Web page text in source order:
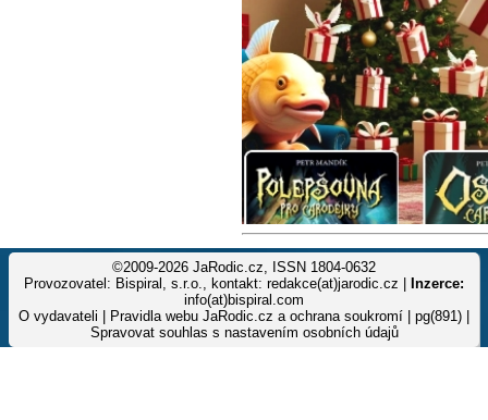
©2009-2026 JaRodic.cz, ISSN 1804-0632
Provozovatel: Bispiral, s.r.o., kontakt: redakce(at)jarodic.cz |
Inzerce:
info(at)bispiral.com
O vydavateli
Pravidla webu JaRodic.cz a ochrana soukromí | pg(891) |
Spravovat souhlas s nastavením osobních údajů